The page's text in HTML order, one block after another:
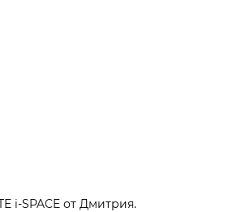
i‑SPACE от Дмитрия.